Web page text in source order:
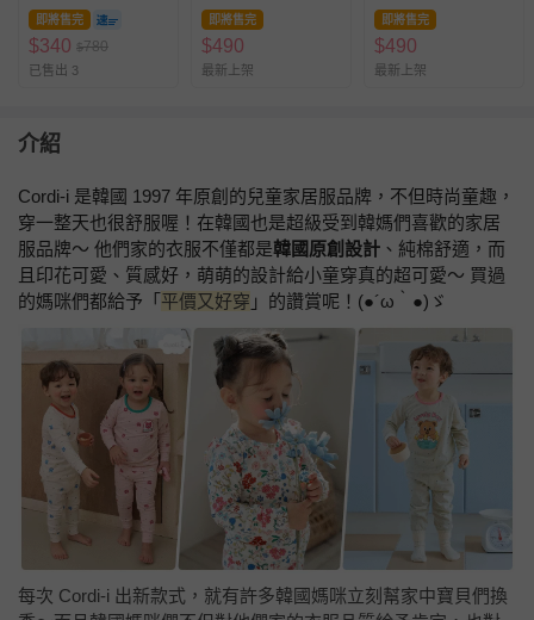
睡衣-貪睡粉紅豬-白
即將售完
$340 $780
已售出 3
色即將售完
$490
最新上架
色即將售完
$490
最新上架
介紹
Cordi-i 是韓國 1997 年原創的兒童家居服品牌，不但時尚童趣，
穿一整天也很舒服喔！在韓國也是超級受到韓媽們喜歡的家居
服品牌～ 他們家的衣服不僅都是韓國原創設計 、純棉舒適，而
且印花可愛、質感好，萌萌的設計給小童穿真的超可愛～ 買過
的媽咪們都給予「 平價又好穿 」的讚賞呢！(●´ω｀●)ゞ
每次 Cordi-i 出新款式，就有許多韓國媽咪立刻幫家中寶貝們換